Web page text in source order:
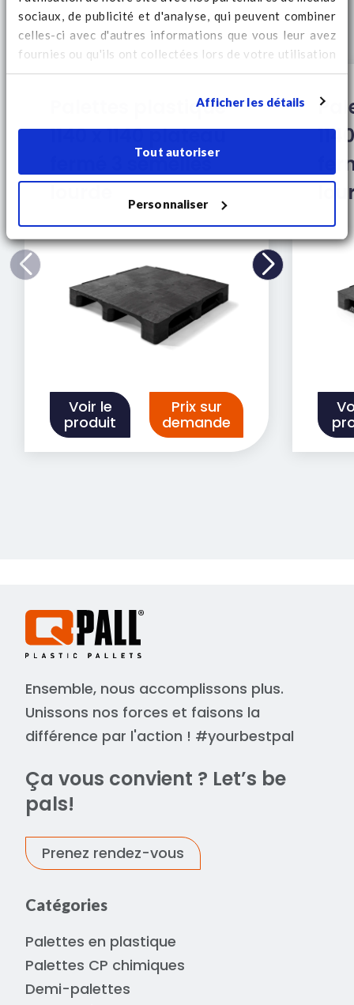
sociaux, de publicité et d'analyse, qui peuvent combiner
celles-ci avec d'autres informations que vous leur avez
fournies ou qu'ils ont collectées lors de votre utilisation
de leurs services. Regardezicipour des informations
Afficher les détails
Tout autoriser
Personnaliser
Palettes plastique
1140 x 1140 plateau
fermé 3 semelles
Voir le
produit
Prix sur
demande
Ensemble, nous accomplissons plus.
Unissons nos forces et faisons la
différence par l'action ! #yourbestpal
Ça vous convient ? Let’s be
pals!
Prenez rendez-vous
Catégories
Palettes en plastique
Palettes CP chimiques
Demi-palettes